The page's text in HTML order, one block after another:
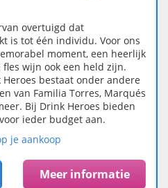
overtuigd dat
is tot één individu. Voor ons
moment, een heerlijk
wijn ook een held zijn.
bestaat onder andere
van Familia Torres, Marqués
Bij Drink Heroes bieden
ieder budget aan.
je aankoop
Meer informatie